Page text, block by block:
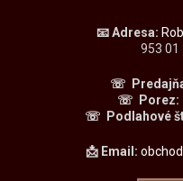
📧Adresa:
953 01
☏
☏ Porez:
☏ Podlahové
📩 Email: